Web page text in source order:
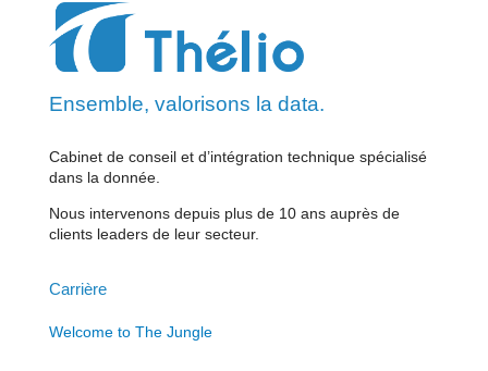
Ensemble, valorisons la data.
Cabinet de conseil et d’intégration technique spécialisé
dans la donnée.
Nous intervenons depuis plus de 10 ans auprès de
clients leaders de leur secteur.
Carrière
Welcome to The Jungle